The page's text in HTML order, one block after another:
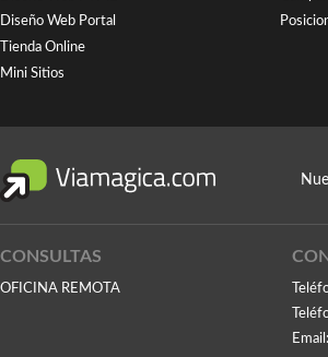
Diseño Web Portal
Tienda Online
Mini Sitios
CONSULTAS
OFICINA REMOTA
Email: